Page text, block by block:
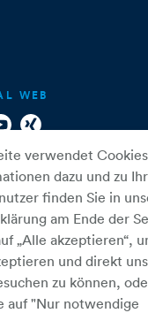
WEB
verwendet
dazu und zu
finden Sie in
am Ende der
„Alle akzeptieren“,
und direkt
zu können,
auf "Nur notwendige